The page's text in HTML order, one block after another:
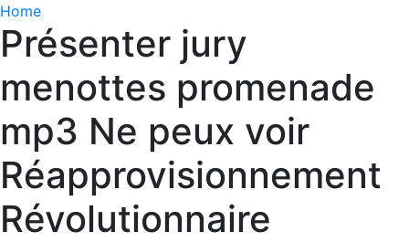
Home
Présenter jury
menottes promenade
mp3 Ne peux voir
Réapprovisionnement
Révolutionnaire